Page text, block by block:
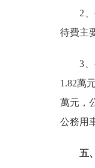
2、公
待費主
3、公
1.82萬
萬元，
公務用
五